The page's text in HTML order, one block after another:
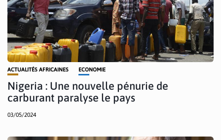
ACTUALITÉS AFRICAINES ECONOMIE
Nigeria : Une nouvelle pénurie de
carburant paralyse le pays
03/05/2024